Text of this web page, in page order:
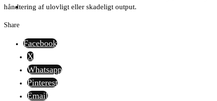
håndtering af ulovligt eller skadeligt output.
Share
Facebook
X
Whatsapp
Pinterest
Email